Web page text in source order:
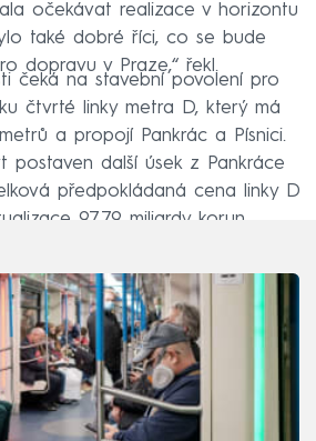
očekávat realizace v horizontu
také dobré říci, co se bude
dopravu v Praze,“ řekl.
čeká na stavební povolení pro
čtvrté linky metra D, který má
a propojí Pankrác a Písnici.
postaven další úsek z Pankráce
předpokládaná cena linky D
97,79 miliardy korun.